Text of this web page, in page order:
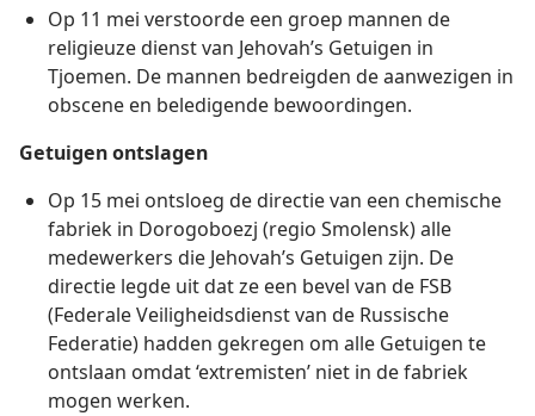
Op 11 mei verstoorde een groep mannen de
religieuze dienst van Jehovah’s Getuigen in
Tjoemen. De mannen bedreigden de aanwezigen in
obscene en beledigende bewoordingen.
Getuigen ontslagen
Op 15 mei ontsloeg de directie van een chemische
fabriek in Dorogoboezj (regio Smolensk) alle
medewerkers die Jehovah’s Getuigen zijn. De
directie legde uit dat ze een bevel van de FSB
(Federale Veiligheidsdienst van de Russische
Federatie) hadden gekregen om alle Getuigen te
ontslaan omdat ‘extremisten’ niet in de fabriek
mogen werken.